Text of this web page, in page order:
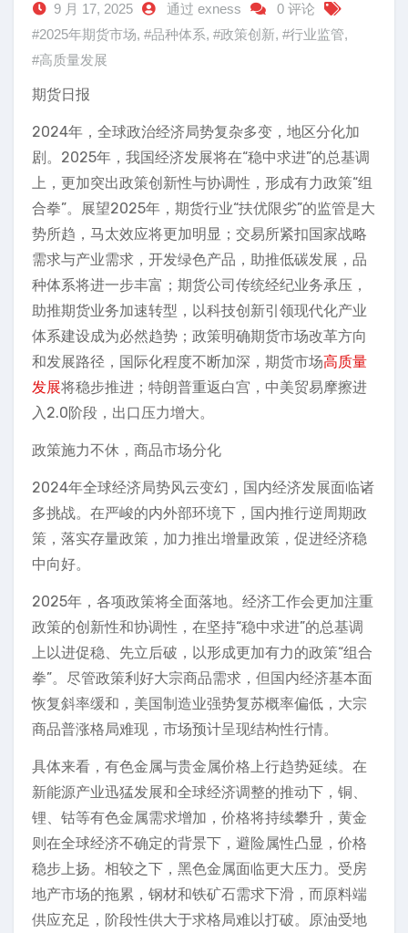
9 月 17, 2025 通过 exness
0 评论
#2025年期货市场, #品种体系, #政策创新, #行业监管,
#高质量发展
期货日报
2024年，全球政治经济局势复杂多变，地区分化加
剧。2025年，我国经济发展将在“稳中求进”的总基调
上，更加突出政策创新性与协调性，形成有力政策“组
合拳”。展望2025年，期货行业“扶优限劣”的监管是大
势所趋，马太效应将更加明显；交易所紧扣国家战略
需求与产业需求，开发绿色产品，助推低碳发展，品
种体系将进一步丰富；期货公司传统经纪业务承压，
助推期货业务加速转型，以科技创新引领现代化产业
体系建设成为必然趋势；政策明确期货市场改革方向
和发展路径，国际化程度不断加深，期货市场高质量
发展将稳步推进；特朗普重返白宫，中美贸易摩擦进
入2.0阶段，出口压力增大。
政策施力不休，商品市场分化
2024年全球经济局势风云变幻，国内经济发展面临诸
多挑战。在严峻的内外部环境下，国内推行逆周期政
策，落实存量政策，加力推出增量政策，促进经济稳
中向好。
2025年，各项政策将全面落地。经济工作会更加注重
政策的创新性和协调性，在坚持“稳中求进”的总基调
上以进促稳、先立后破，以形成更加有力的政策“组合
拳”。尽管政策利好大宗商品需求，但国内经济基本面
恢复斜率缓和，美国制造业强势复苏概率偏低，大宗
商品普涨格局难现，市场预计呈现结构性行情。
具体来看，有色金属与贵金属价格上行趋势延续。在
新能源产业迅猛发展和全球经济调整的推动下，铜、
锂、钴等有色金属需求增加，价格将持续攀升，黄金
则在全球经济不确定的背景下，避险属性凸显，价格
稳步上扬。相较之下，黑色金属面临更大压力。受房
地产市场的拖累，钢材和铁矿石需求下滑，而原料端
供应充足，阶段性供大于求格局难以打破。原油受地